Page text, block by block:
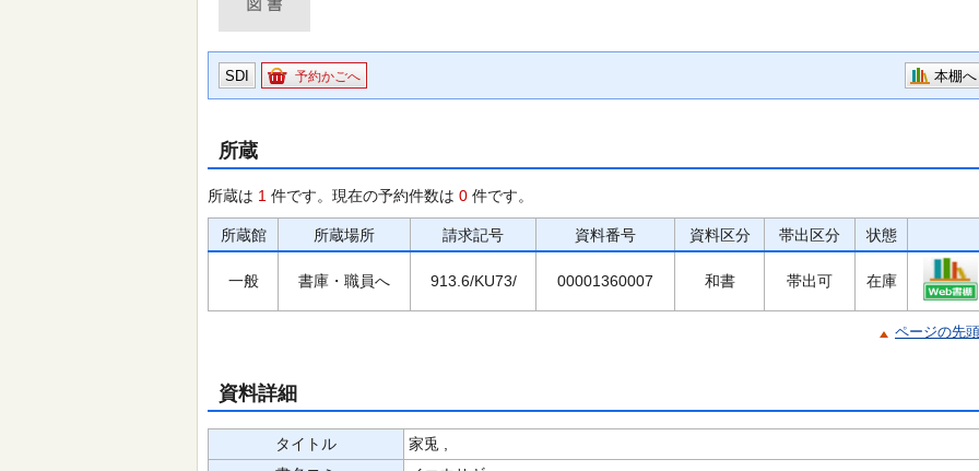
SDI 予約かごへ 本棚へ
所蔵
所蔵は 1 件です。現在の予約件数は 0 件です。
所蔵館 所蔵場所 請求記号 資料番号 資料区分 帯出区分 状態
一般 書庫・職員へ 913.6/KU73/ 00001360007 和書 帯出可 在庫
ページの先
資料詳細
タイトル
家兎 ,